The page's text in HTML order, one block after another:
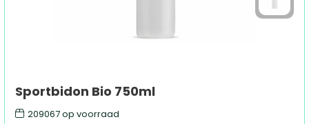
Sportbidon Bio 750ml
209067op voorraad